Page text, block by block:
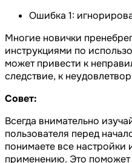
Ошибка 1:
Многие новички
инструкциями по
может привести к
следствие, к
Совет:
Всегда внимательно
пользователя перед
понимаете все настройки
применению. Это поможет